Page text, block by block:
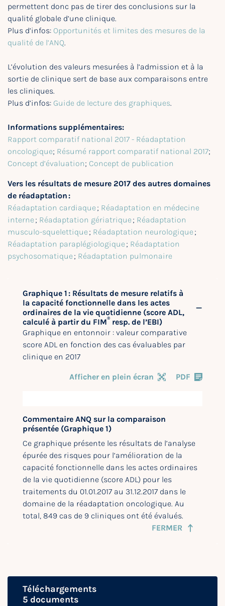
permettent donc pas de tirer des conclusions sur la
qualité globale d’une clinique.
Plus d’infos: Opportunités et limites des mesures de la
qualité de l’ANQ.
L’évolution des valeurs mesurées à l’admission et à la
sortie de clinique sert de base aux comparaisons entre
les cliniques.
Plus d’infos: Guide de lecture des graphiques.
Informations supplémentaires:
Rapport comparatif national 2017 - Réadaptation
oncologique; Résumé rapport comparatif national 2017;
Concept d’évaluation; Concept de publication
Vers les résultats de mesure 2017 des autres domaines
de réadaptation :
Réadaptation cardiaque ; Réadaptation en médecine
interne ; Réadaptation gériatrique ; Réadaptation
musculo-squelettique ; Réadaptation neurologique ;
Réadaptation paraplégiologique ; Réadaptation
psychosomatique ; Réadaptation pulmonaire
Graphique 1 : Résultats de mesure relatifs à
la capacité fonctionnelle dans les actes
ordinaires de la vie quotidienne (score ADL,
calculé à partir du FIM® resp. de l’EBI)
Graphique en entonnoir : valeur comparative
score ADL en fonction des cas évaluables par
clinique en 2017
Afficher en plein écran PDF
Commentaire ANQ sur la comparaison
présentée (Graphique 1)
Ce graphique présente les résultats de l’analyse
épurée des risques pour l’amélioration de la
capacité fonctionnelle dans les actes ordinaires
de la vie quotidienne (score ADL) pour les
traitements du 01.01.2017 au 31.12.2017 dans le
domaine de la réadaptation oncologique. Au
total, 849 cas de 9 cliniques ont été évalués.
FERMER
Téléchargements
5 documents